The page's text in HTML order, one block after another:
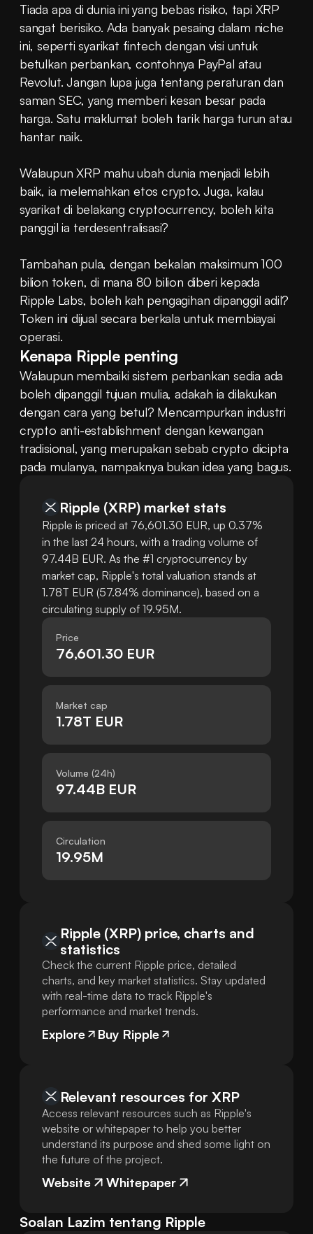
Tiada apa di dunia ini yang bebas risiko, tapi XRP
sangat berisiko. Ada banyak pesaing dalam niche
ini, seperti syarikat fintech dengan visi untuk
betulkan perbankan, contohnya PayPal atau
Revolut. Jangan lupa juga tentang peraturan dan
saman SEC, yang memberi kesan besar pada
harga. Satu maklumat boleh tarik harga turun atau
hantar naik.
Walaupun XRP mahu ubah dunia menjadi lebih
baik, ia melemahkan etos crypto. Juga, kalau
syarikat di belakang cryptocurrency, boleh kita
panggil ia terdesentralisasi?
Tambahan pula, dengan bekalan maksimum 100
bilion token, di mana 80 bilion diberi kepada
Ripple Labs, boleh kah pengagihan dipanggil adil?
Token ini dijual secara berkala untuk membiayai
operasi.
Kenapa Ripple penting
Walaupun membaiki sistem perbankan sedia ada
boleh dipanggil tujuan mulia, adakah ia dilakukan
dengan cara yang betul? Mencampurkan industri
crypto anti-establishment dengan kewangan
tradisional, yang merupakan sebab crypto dicipta
pada mulanya, nampaknya bukan idea yang bagus.
Ripple (XRP) market stats
Ripple is priced at 76,601.30 EUR, up 0.37%
in the last 24 hours, with a trading volume of
97.44B EUR. As the #1 cryptocurrency by
market cap, Ripple's total valuation stands at
1.78T EUR (57.84% dominance), based on a
circulating supply of 19.95M.
Price
76,601.30 EUR
Market cap
1.78T EUR
Volume (24h)
97.44B EUR
Circulation
19.95M
Ripple (XRP) price, charts and
statistics
Check the current Ripple price, detailed
charts, and key market statistics. Stay updated
with real-time data to track Ripple's
performance and market trends.
Explore Buy Ripple
Relevant resources for XRP
Access relevant resources such as Ripple's
website or whitepaper to help you better
understand its purpose and shed some light on
the future of the project.
Website Whitepaper
Soalan Lazim tentang Ripple